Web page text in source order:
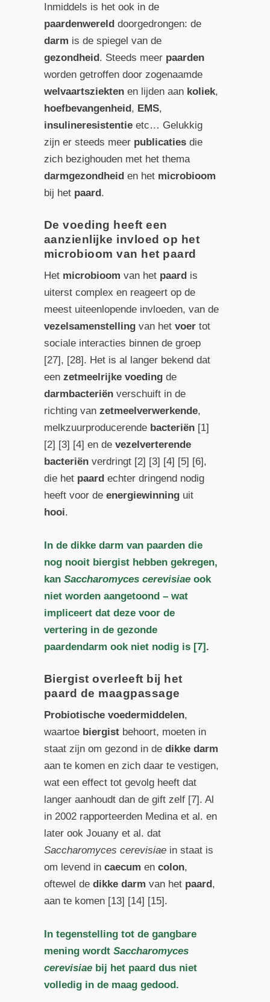
Inmiddels is het ook in de
paardenwerelddoorgedrongen: de
darm is de spiegel van de
gezondheid. Steeds meer paarden
worden getroffen door zogenaamde
welvaartsziektenen lijden aan koliek,
hoefbevangenheid, EMS,
insulineresistentieetc… Gelukkig
zijn er steeds meer publicatiesdie
zich bezighouden met het thema
darmgezondheiden het microbioom
bij het paard.
De voeding heeft een
aanzienlijke invloed op het
microbioom van het paard
Het microbioom van het paardis
uiterst complex en reageert op de
meest uiteenlopende invloeden, van de
vezelsamenstellingvan het voertot
sociale interacties binnen de groep
[27], [28]. Het is al langer bekend dat
een zetmeelrijke voedingde
darmbacteriënverschuift in de
richting van zetmeelverwerkende,
melkzuurproducerende bacteriën[1]
[2] [3] [4] en de vezelverterende
bacteriënverdringt [2] [3] [4] [5] [6],
die het paardechter dringend nodig
heeft voor de energiewinninguit
hooi.
In de dikke darm van paarden die
nog nooit biergist hebben gekregen,
kan Saccharomyces cerevisiaeook
niet worden aangetoond – wat
impliceert dat deze voor de
vertering in de gezonde
paardendarm ook niet nodig is [7].
Biergist overleeft bij het
paard de maagpassage
Probiotische voedermiddelen,
waartoe biergistbehoort, moeten in
staat zijn om gezond in de dikke darm
aan te komen en zich daar te vestigen,
wat een effect tot gevolg heeft dat
langer aanhoudt dan de gift zelf [7]. Al
in 2002 rapporteerden Medina et al. en
later ook Jouany et al. dat
Saccharomyces cerevisiaein staat is
om levend in caecum en colon,
oftewel de dikke darm van het paard,
aan te komen [13] [14] [15].
In tegenstelling tot de gangbare
mening wordt Saccharomyces
cerevisiaebij het paard dus niet
volledig in de maag gedood.